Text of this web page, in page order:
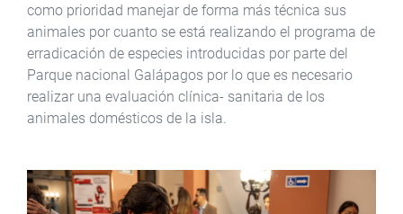
como prioridad manejar de forma más técnica sus
animales por cuanto se está realizando el programa de
erradicación de especies introducidas por parte del
Parque nacional Galápagos por lo que es necesario
realizar una evaluación clínica- sanitaria de los
animales domésticos de la isla.